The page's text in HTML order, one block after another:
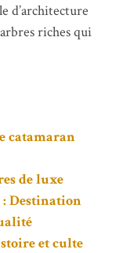
d’architecture
riches qui
catamaran
de luxe
Destination
et culte